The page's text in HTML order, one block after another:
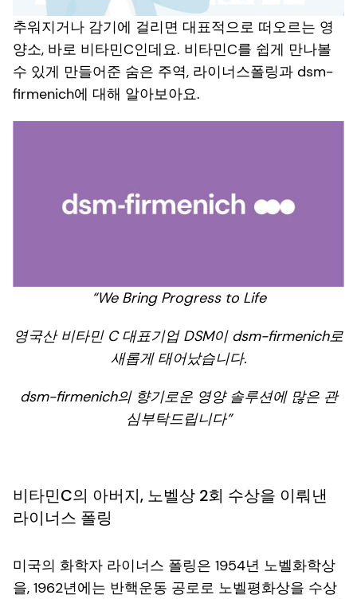
추워지거나 감기에 걸리면 대표적으로 떠오르는 영
양소, 바로 비타민C인데요. 비타민C를 쉽게 만나볼
수 있게 만들어준 숨은 주역, 라이너스폴링과 dsm-
firmenich에 대해 알아보아요.
“We Bring Progress to Life
영국산 비타민 C 대표기업 DSM이 dsm-firmenich로
새롭게 태어났습니다.
dsm-firmenich의 향기로운 영양 솔루션에 많은 관
심부탁드립니다”
비타민C의 아버지, 노벨상 2회 수상을 이뤄낸
라이너스 폴링
미국의 화학자 라이너스 폴링은 1954년 노벨화학상
을, 1962년에는 반핵운동 공로로 노벨평화상을 수상